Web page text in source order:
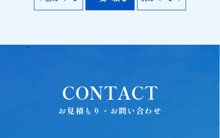
CONTACT
お見積もり・お問い合わせ